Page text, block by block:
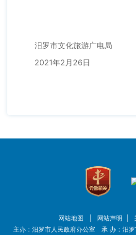
汨罗市文化旅游广电局
2021年2月26日
网站地图 网站声明
主办：汨罗市人民政府办公室 承 办：汨